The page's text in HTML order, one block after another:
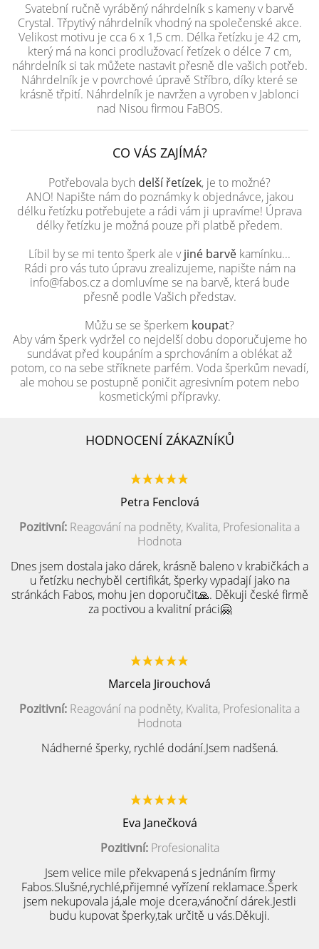
Svatební ručně vyráběný náhrdelník s kameny v barvě
Crystal. Třpytivý náhrdelník vhodný na společenské akce.
Velikost motivu je cca 6 x 1,5 cm. Délka řetízku je 42 cm,
který má na konci prodlužovací řetízek o délce 7 cm,
náhrdelník si tak můžete nastavit přesně dle vašich potřeb.
Náhrdelník je v povrchové úpravě Stříbro, díky které se
krásně třpití. Náhrdelník je navržen a vyroben v Jablonci
nad Nisou firmou FaBOS.
CO VÁS ZAJÍMÁ?
Potřebovala bych delší řetízek, je to možné?
ANO! Napište nám do poznámky k objednávce, jakou
délku řetízku potřebujete a rádi vám ji upravíme! Úprava
délky řetízku je možná pouze při platbě předem.
Líbil by se mi tento šperk ale vjiné barvě kamínku...
Rádi pro vás tuto úpravu zrealizujeme, napište nám na
info@fabos.cz a domluvíme se na barvě, která bude
přesně podle Vašich představ.
Můžu se se šperkem koupat?
Aby vám šperk vydržel co nejdelší dobu doporučujeme ho
sundávat před koupáním a sprchováním a oblékat až
potom, co na sebe stříknete parfém. Voda šperkům nevadí,
ale mohou se postupně poničit agresivním potem nebo
kosmetickými přípravky.
HODNOCENÍ ZÁKAZNÍKŮ
Petra Fenclová
Pozitivní: Reagování na podněty, Kvalita, Profesionalita a
Hodnota
Dnes jsem dostala jako dárek, krásně baleno v krabičkách a
u řetízku nechyběl certifikát, šperky vypadají jako na
stránkách Fabos, mohu jen doporučit🙏. Děkuji české firmě
za poctivou a kvalitní práci🤗
Marcela Jirouchová
Pozitivní: Reagování na podněty, Kvalita, Profesionalita a
Hodnota
Nádherné šperky, rychlé dodání.Jsem nadšená.
Eva Janečková
Pozitivní:Profesionalita
Jsem velice mile překvapená s jednáním firmy
Fabos.Slušné,rychlé,přijemné vyřízení reklamace.Šperk
jsem nekupovala já,ale moje dcera,vánoční dárek.Jestli
budu kupovat šperky,tak určitě u vás.Děkuji.